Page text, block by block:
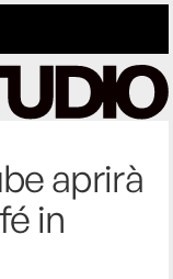
aprirà
in